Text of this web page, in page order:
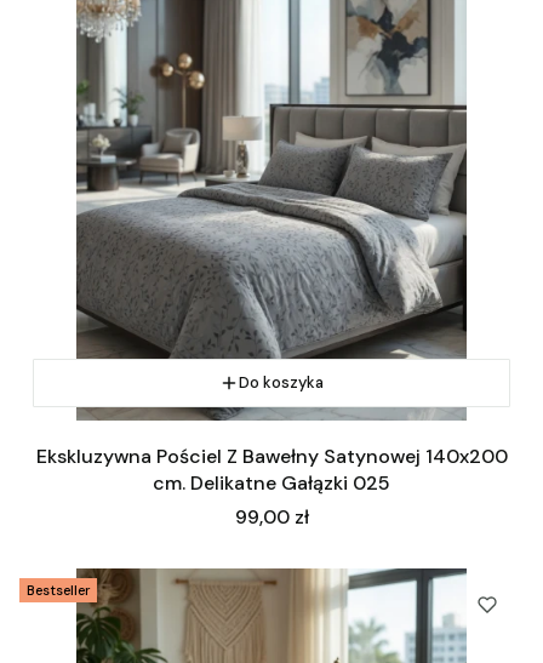
Do koszyka
Ekskluzywna Pościel Z Bawełny Satynowej 140x200
cm. Delikatne Gałązki 025
Cena
99,00 zł
Bestseller